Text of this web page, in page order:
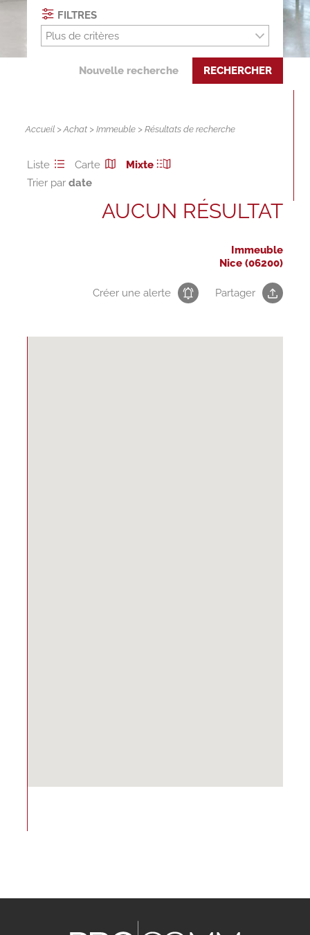
FILTRES
Plus de critères
Nouvelle recherche RECHERCHER
Accueil >Achat >Immeuble > Résultats de recherche
Liste Carte
Mixte
Trier par
AUCUN RÉSULTAT
Immeuble
Nice (06200)
Créer une alerte Partager